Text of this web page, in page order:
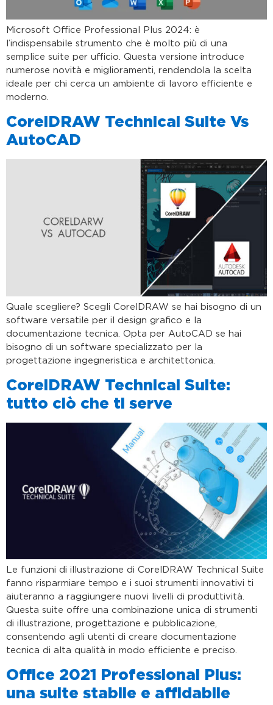
Microsoft Office Professional Plus 2024: è
l’indispensabile strumento che è molto più di una
semplice suite per ufficio. Questa versione introduce
numerose novità e miglioramenti, rendendola la scelta
ideale per chi cerca un ambiente di lavoro efficiente e
moderno.
CorelDRAW Technical Suite Vs
AutoCAD
Quale scegliere? Scegli CorelDRAW se hai bisogno di un
software versatile per il design grafico e la
documentazione tecnica. Opta per AutoCAD se hai
bisogno di un software specializzato per la
progettazione ingegneristica e architettonica.
CorelDRAW Technical Suite:
tutto ciò che ti serve
Le funzioni di illustrazione di CorelDRAW Technical Suite
fanno risparmiare tempo e i suoi strumenti innovativi ti
aiuteranno a raggiungere nuovi livelli di produttività.
Questa suite offre una combinazione unica di strumenti
di illustrazione, progettazione e pubblicazione,
consentendo agli utenti di creare documentazione
tecnica di alta qualità in modo efficiente e preciso.
Office 2021 Professional Plus:
una suite stabile e affidabile